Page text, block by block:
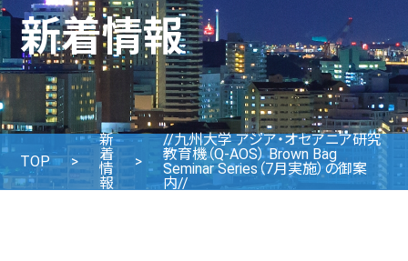
新着情報
TOP
新
着
情
報
//九州大学 アジア・オセアニア研究
教育機（Q-AOS） Brown Bag
Seminar Series（7月実施）の御案
内//